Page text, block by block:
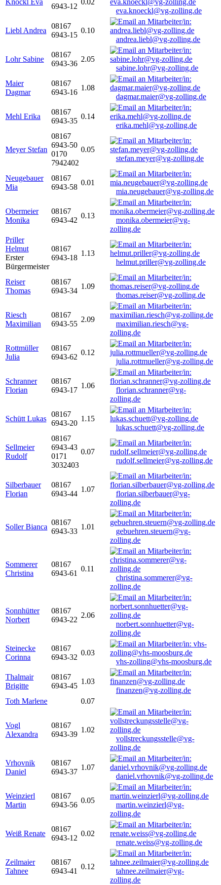
Knöckl Eva
6943-12
0.02
eva.knoeckl@vg-zolling.de
Liebl Andrea
08167
6943-15
0.10
andrea.liebl@vg-zolling.de
Lohr Sabine
08167
6943-36
2.05
sabine.lohr@vg-zolling.de
Maier
Dagmar
08167
6943-16
1.08
dagmar.maier@vg-zolling.de
Mehl Erika
08167
6943-35
0.14
erika.mehl@vg-zolling.de
Meyer Stefan
08167
6943-50
0170
7942402
0.05
stefan.meyer@vg-zolling.de
Neugebauer
Mia
08167
6943-58
0.01
mia.neugebauer@vg-zolling.de
Obermeier
Monika
08167
6943-42
0.13
monika.obermeier@vg-
zolling.de
Priller
Helmut
Erster
Bürgermeister
08167
6943-18
1.13
helmut.priller@vg-zolling.de
Reiser
Thomas
08167
6943-34
1.09
thomas.reiser@vg-zolling.de
Riesch
Maximilian
08167
6943-55
2.09
maximilian.riesch@vg-
zolling.de
Rottmüller
Julia
08167
6943-62
0.12
julia.rottmueller@vg-zolling.de
Schranner
Florian
08167
6943-17
1.06
florian.schranner@vg-
zolling.de
Schütt Lukas
08167
6943-20
1.15
lukas.schuett@vg-zolling.de
Sellmeier
Rudolf
08167
6943-43
0171
3032403
0.07
rudolf.sellmeier@vg-zolling.de
Silberbauer
Florian
08167
6943-44
1.07
florian.silberbauer@vg-
zolling.de
Soller Bianca
08167
6943-33
1.01
gebuehren.steuern@vg-
zolling.de
Sommerer
Christina
08167
6943-61
0.11
christina.sommerer@vg-
zolling.de
Sonnhütter
Norbert
08167
6943-22
2.06
norbert.sonnhuetter@vg-
zolling.de
Steinecke
Corinna
08167
6943-32
0.03
vhs-zolling@vhs-moosburg.de
Thalmair
Brigitte
08167
6943-45
1.03
finanzen@vg-zolling.de
Toth Marlene
0.07
Vogl
Alexandra
08167
6943-39
1.02
vollstreckungsstelle@vg-
zolling.de
Vrhovnik
Daniel
08167
6943-37
1.07
daniel.vrhovnik@vg-zolling.de
Weinzierl
Martin
08167
6943-56
0.05
martin.weinzierl@vg-
zolling.de
Weiß Renate
08167
6943-12
0.02
renate.weiss@vg-zolling.de
Zeilmaier
Tahnee
08167
6943-41
0.12
tahnee.zeilmaier@vg-
zolling.de